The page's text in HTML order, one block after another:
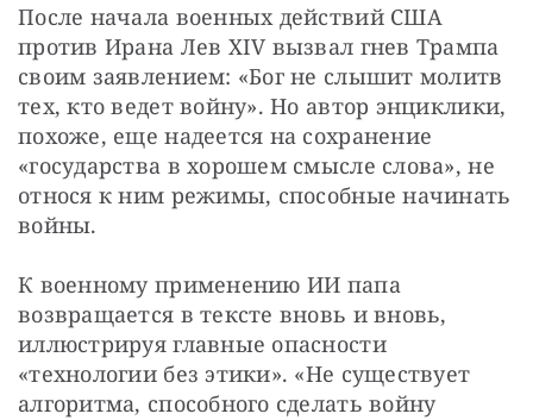
После начала военных действий США
против Ирана Лев XIV вызвал гнев Трампа
своим заявлением: «Бог не слышит молитв
тех, кто ведет войну». Но автор энциклики,
похоже, еще надеется на сохранение
«государства в хорошем смысле слова», не
относя к ним режимы, способные начинать
войны.
К военному применению ИИ папа
возвращается в тексте вновь и вновь,
иллюстрируя главные опасности
«технологии без этики». «Не существует
алгоритма, способного сделать войну